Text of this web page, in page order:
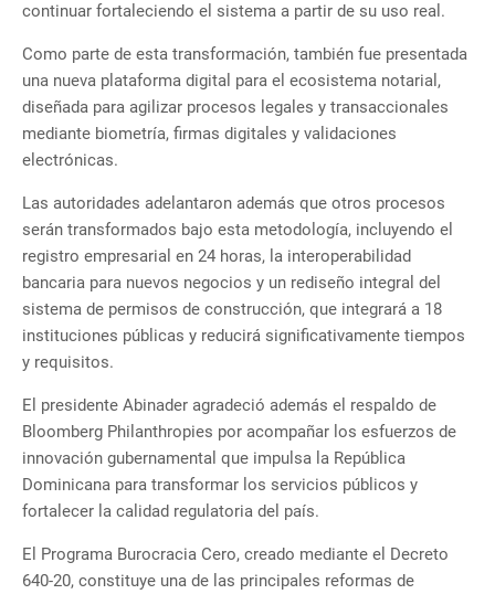
continuar fortaleciendo el sistema a partir de su uso real.
Como parte de esta transformación, también fue presentada
una nueva plataforma digital para el ecosistema notarial,
diseñada para agilizar procesos legales y transaccionales
mediante biometría, firmas digitales y validaciones
electrónicas.
Las autoridades adelantaron además que otros procesos
serán transformados bajo esta metodología, incluyendo el
registro empresarial en 24 horas, la interoperabilidad
bancaria para nuevos negocios y un rediseño integral del
sistema de permisos de construcción, que integrará a 18
instituciones públicas y reducirá significativamente tiempos
y requisitos.
El presidente Abinader agradeció además el respaldo de
Bloomberg Philanthropies por acompañar los esfuerzos de
innovación gubernamental que impulsa la República
Dominicana para transformar los servicios públicos y
fortalecer la calidad regulatoria del país.
El Programa Burocracia Cero, creado mediante el Decreto
640-20, constituye una de las principales reformas de